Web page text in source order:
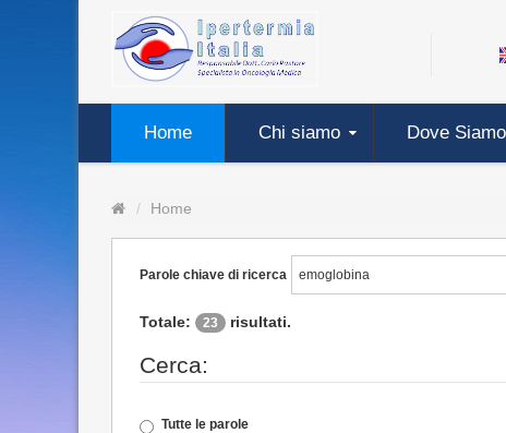
Home Chi siamo Dove Siamo
Home
Parole chiave di ricerca
Totale: 23 risultati.
Cerca:
Tutte le parole